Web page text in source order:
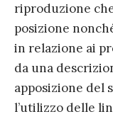
riproduzione
posizione
in relazione ai
da una
apposizione del
l’utilizzo delle